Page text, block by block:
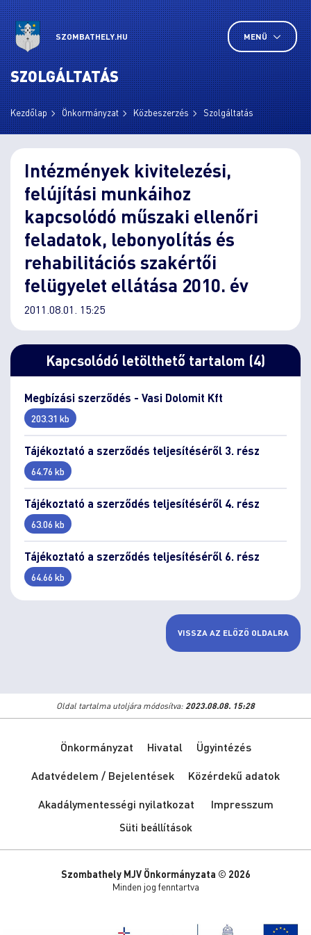
SZOMBATHELY.HU MENÜ
SZOLGÁLTATÁS
Kezdőlap Önkormányzat Közbeszerzés Szolgáltatás
Intézmények kivitelezési,
felújítási munkáihoz
kapcsolódó műszaki ellenőri
feladatok, lebonyolítás és
rehabilitációs szakértői
felügyelet ellátása 2010. év
2011.08.01. 15:25
Kapcsolódó letölthető tartalom (4)
Megbízási szerződés - Vasi Dolomit Kft
203.31 kb
Tájékoztató a szerződés teljesítéséről 3. rész
64.76 kb
Tájékoztató a szerződés teljesítéséről 4. rész
63.06 kb
Tájékoztató a szerződés teljesítéséről 6. rész
64.66 kb
VISSZA AZ ELŐZŐ OLDALRA
Oldal tartalma utoljára módosítva: 2023.08.08. 15:28
Önkormányzat Hivatal
Ügyintézés
Adatvédelem / Bejelentések
Közérdekű adatok
Akadálymentességi nyilatkozat
Impresszum
Süti beállítások
Szombathely MJV Önkormányzata © 2026
Minden jog fenntartva